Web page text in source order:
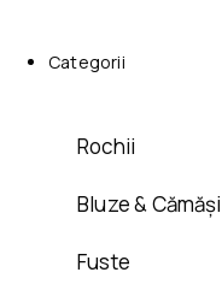
Categorii
Rochii
Bluze & Cămăși
Fuste